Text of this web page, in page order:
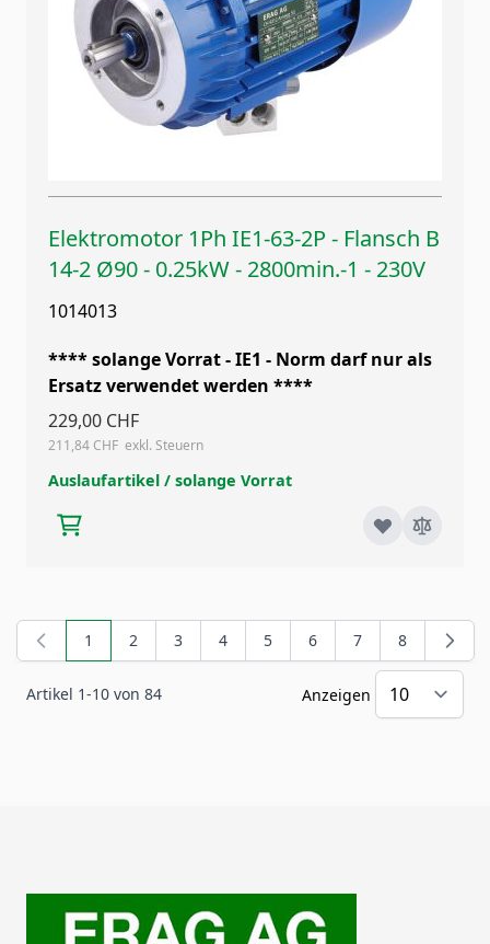
Elektromotor 1Ph IE1-63-2P - Flansch B
14-2 Ø90 - 0.25kW - 2800min.-1 - 230V
1014013
**** solange Vorrat - IE1 - Norm darf nur als
Ersatz verwendet werden ****
229,00 CHF
211,84 CHF
Auslaufartikel / solange Vorrat
Artikel 1-10 von 84
Sie lesen gerade Seite
1 Seite
2 Seite
3 Seite
4 Seite
5 Seite
6 Seite
7 Seite
8
Anzeigen